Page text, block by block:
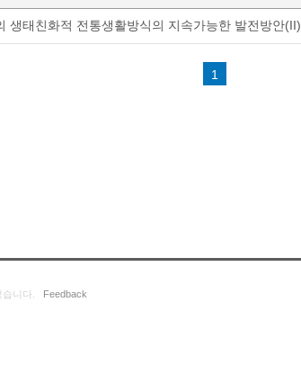
생태친화적 전통생활방식의 지속가능한 발전방안(II)
1
습니다. Feedback